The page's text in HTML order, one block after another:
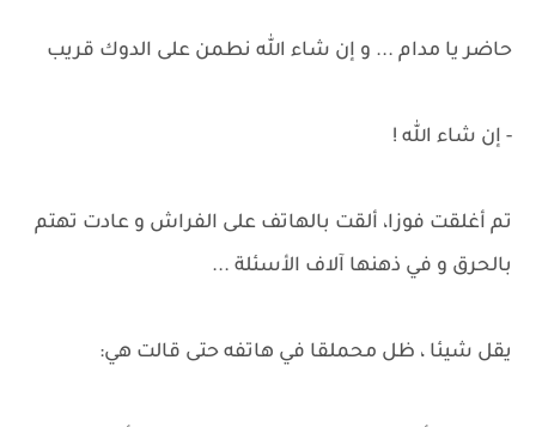
حاضر يا مدام ... و إن شاء الله نطمن على الدوك قريب
- إن شاء الله !
تم أغلقت فوزا، ألقت بالهاتف على الفراش و عادت تهتم
بالحرق و في ذهنها آلاف الأسئلة ...
يقل شيئا ، ظل محملقا في هاتفه حتى قالت هي: